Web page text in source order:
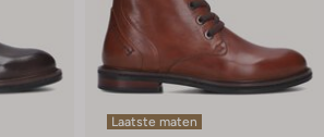
Laatste maten